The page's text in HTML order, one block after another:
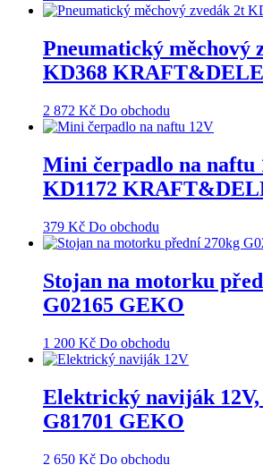
Pneumatický měchový
KD368 KRAFT&DELE
2 872 Kč Do obchodu
Mini čerpadlo na naftu
KD1172
379 Kč Do obchodu
Stojan na motorku
G02165 GEKO
1 200 Kč Do obchodu
Elektrický naviják 12V,
G81701 GEKO
2 650 Kč Do obchodu